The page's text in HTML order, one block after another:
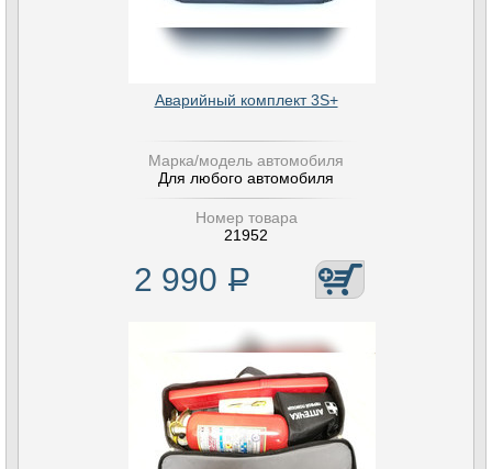
Аварийный комплект 3S+
Марка/модель автомобиля
Для любого автомобиля
Номер товара
21952
2 990 Р